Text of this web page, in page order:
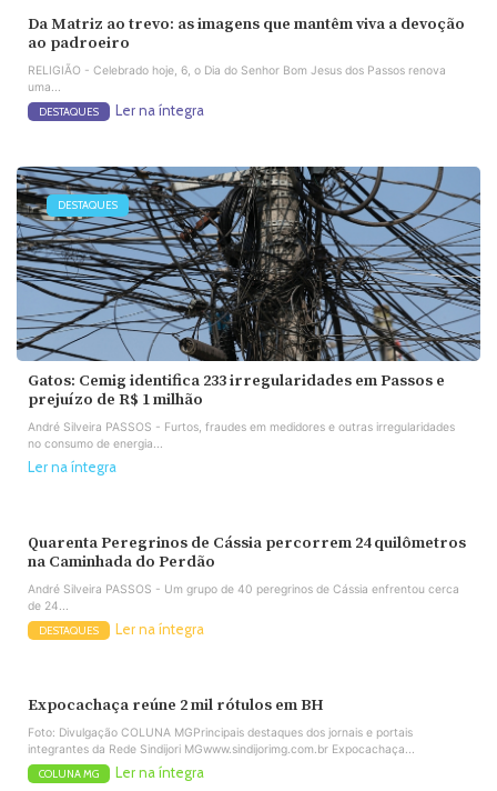
Da Matriz ao trevo: as imagens que mantêm viva a devoção
ao padroeiro
RELIGIÃO - Celebrado hoje, 6, o Dia do Senhor Bom Jesus dos Passos renova
uma...
DESTAQUES Ler na íntegra
DESTAQUES
Gatos: Cemig identifica 233 irregularidades em Passos e
prejuízo de R$ 1 milhão
André Silveira PASSOS - Furtos, fraudes em medidores e outras irregularidades
no consumo de energia...
Ler na íntegra
Quarenta Peregrinos de Cássia percorrem 24 quilômetros
na Caminhada do Perdão
André Silveira PASSOS - Um grupo de 40 peregrinos de Cássia enfrentou cerca
de 24...
DESTAQUES Ler na íntegra
Expocachaça reúne 2 mil rótulos em BH
Foto: Divulgação COLUNA MGPrincipais destaques dos jornais e portais
integrantes da Rede Sindijori MGwww.sindijorimg.com.br Expocachaça...
COLUNA MG Ler na íntegra